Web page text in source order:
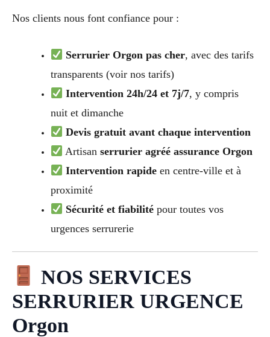
Nos clients nous font confiance pour :
Serrurier Orgon pas cher, avec des tarifs
transparents (voir nos tarifs)
Intervention 24h/24 et 7j/7, y compris
nuit et dimanche
Devis gratuit avant chaque intervention
Artisanserrurier agréé assurance Orgon
Intervention rapide en centre-ville et à
proximité
Sécurité et fiabilité pour toutes vos
urgences serrurerie
NOS SERVICES
SERRURIER URGENCE
Orgon